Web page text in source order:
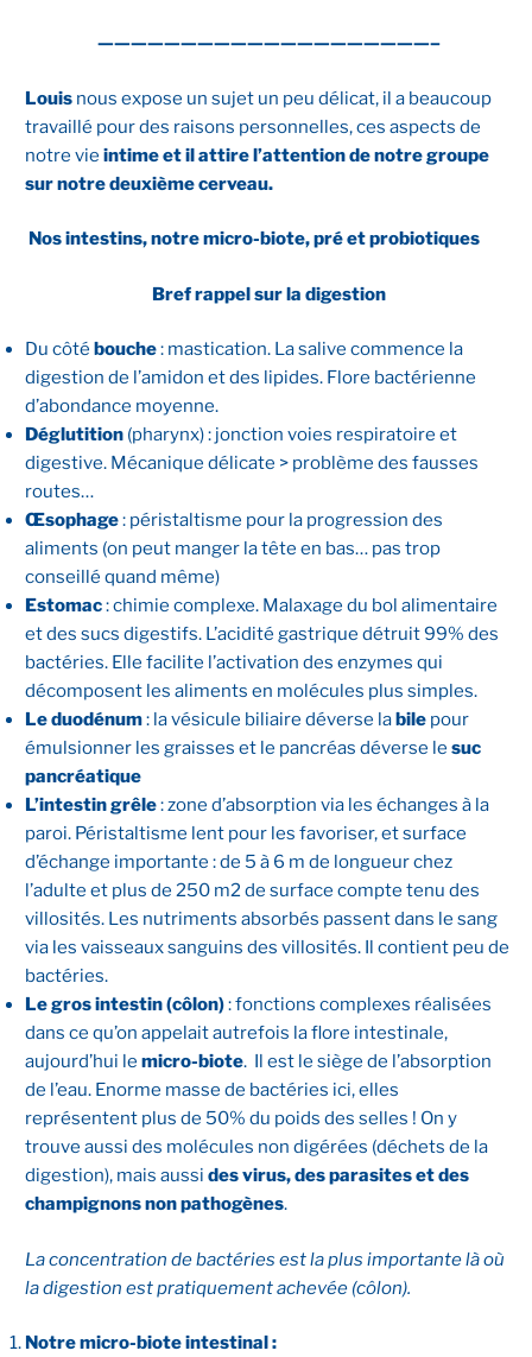
————————————————————–
Louis nous expose un sujet un peu délicat, il a beaucoup
travaillé pour des raisons personnelles, ces aspects de
notre vie intime et il attire l’attention de notre groupe
sur notre deuxième cerveau.
Nos intestins, notre micro-biote, pré et probiotiques
Bref rappel sur la digestion
Du côtébouche: mastication. La salive commence la
digestion de l’amidon et des lipides. Flore bactérienne
d’abondance moyenne.
Déglutition (pharynx) : jonction voies respiratoire et
digestive. Mécanique délicate > problème des fausses
routes…
Œsophage: péristaltisme pour la progression des
aliments (on peut manger la tête en bas… pas trop
conseillé quand même)
Estomac: chimie complexe. Malaxage du bol alimentaire
et des sucs digestifs. L’acidité gastrique détruit 99% des
bactéries. Elle facilite l’activation des enzymes qui
décomposent les aliments en molécules plus simples.
Le duodénum: la vésicule biliaire déverse labile pour
émulsionner les graisses et le pancréas déverse lesuc
pancréatique
L’intestin grêle: zone d’absorption via les échanges à la
paroi. Péristaltisme lent pour les favoriser, et surface
d’échange importante : de 5 à 6 m de longueur chez
l’adulte et plus de 250 m2 de surface compte tenu des
villosités. Les nutriments absorbés passent dans le sang
via les vaisseaux sanguins des villosités. Il contient peu de
bactéries.
Le gros intestin (côlon): fonctions complexes réalisées
dans ce qu’on appelait autrefois la flore intestinale,
aujourd’hui lemicro-biote. Il est le siège de l’absorption
de l’eau. Enorme masse de bactéries ici, elles
représentent plus de 50% du poids des selles ! On y
trouve aussi des molécules non digérées (déchets de la
digestion), mais aussides virus, des parasites et des
champignons non pathogènes.
La concentration de bactéries est la plus importante là où
la digestion est pratiquement achevée (côlon).
Notre micro-biote intestinal :